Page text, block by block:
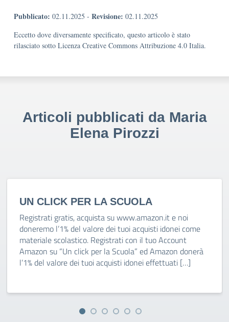
Pubblicato: 02.11.2025 - Revisione: 02.11.2025
Eccetto dove diversamente specificato, questo articolo è stato
rilasciato sotto Licenza Creative Commons Attribuzione 4.0 Italia.
Articoli pubblicati da Maria
Elena Pirozzi
UN CLICK PER LA SCUOLA
Registrati gratis, acquista su www.amazon.it e noi
doneremo l’1% del valore dei tuoi acquisti idonei come
materiale scolastico. Registrati con il tuo Account
Amazon su “Un click per la Scuola” ed Amazon donerà
l’1% del valore dei tuoi acquisti idonei effettuati […]